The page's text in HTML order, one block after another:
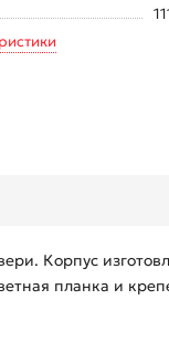
Корпус
планка и